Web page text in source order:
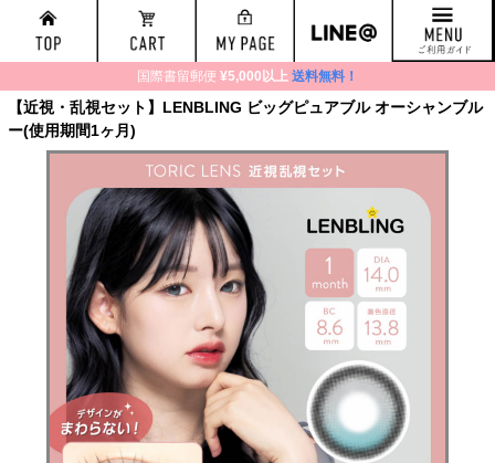
国際書留郵便 ¥5,000以上 送料無料！
【近視・乱視セット】LENBLING ビッグピュアブル オーシャンブル
ー(使用期間1ヶ月)